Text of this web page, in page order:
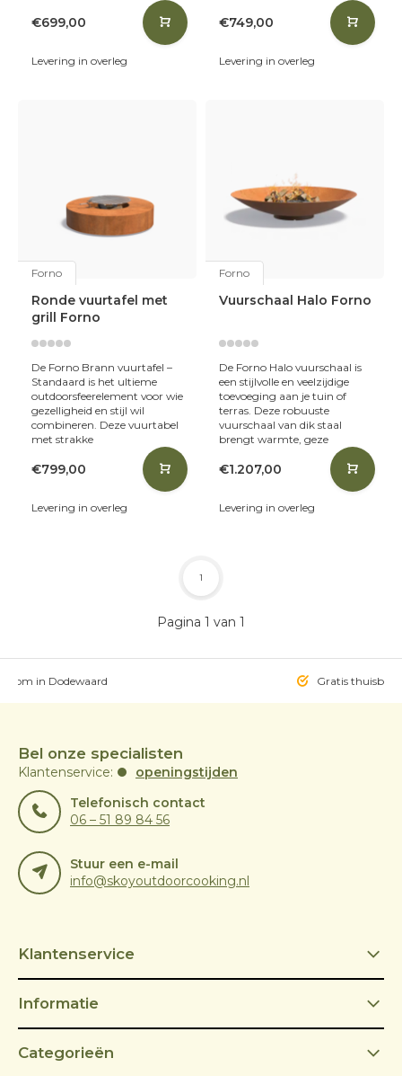
€699,00
Levering in overleg
€749,00
Levering in overleg
Forno
Ronde vuurtafel met
grill Forno
De Forno Brann vuurtafel –
Standaard is het ultieme
outdoor­sfeerelement voor wie
gezelligheid en stijl wil
combineren. Deze vuurtabel
met strakke
€799,00
Levering in overleg
Forno
Vuurschaal Halo Forno
De Forno Halo vuurschaal is
een stijlvolle en veelzijdige
toevoeging aan je tuin of
terras. Deze robuuste
vuurschaal van dik staal
brengt warmte, geze
€1.207,00
Levering in overleg
Pagina 1 van 1
1
in Dodewaard Gratis
Bel onze specialisten
Klantenservice:
openingstijden
Telefonisch contact
06 – 51 89 84 56
Stuur een e-mail
info@skoyoutdoorcooking.nl
Klantenservice
Informatie
Categorieën